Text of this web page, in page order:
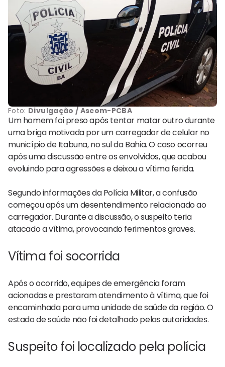
Foto: Divulgação / Ascom-PCBA
Um homem foi preso após tentar matar outro durante
uma briga motivada por um carregador de celular no
município de Itabuna, no sul da Bahia. O caso ocorreu
após uma discussão entre os envolvidos, que acabou
evoluindo para agressões e deixou a vítima ferida.
Segundo informações da Polícia Militar, a confusão
começou após um desentendimento relacionado ao
carregador. Durante a discussão, o suspeito teria
atacado a vítima, provocando ferimentos graves.
Vítima foi socorrida
Após o ocorrido, equipes de emergência foram
acionadas e prestaram atendimento à vítima, que foi
encaminhada para uma unidade de saúde da região. O
estado de saúde não foi detalhado pelas autoridades.
Suspeito foi localizado pela polícia